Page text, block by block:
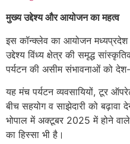
मुख्य उद्देश्य और आयोजन का महत्व
इस कॉन्क्लेव का आयोजन मध्यप्रदेश
उद्देश्य विंध्य क्षेत्र की समृद्ध
पर्यटन की असीम संभावनाओं को
यह मंच पर्यटन व्यवसायियों, टूर
बीच सहयोग व साझेदारी को
भोपाल में अक्टूबर 2025 में होने वाले
का हिस्सा भी है।